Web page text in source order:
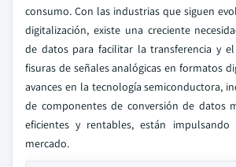
consumo. Con las industrias que siguen
digitalización, existe una creciente
de datos para facilitar la transferencia y
fisuras de señales analógicas en formatos
avances en la tecnología semiconductora,
de componentes de conversión de datos
eficientes y rentables, están
mercado.